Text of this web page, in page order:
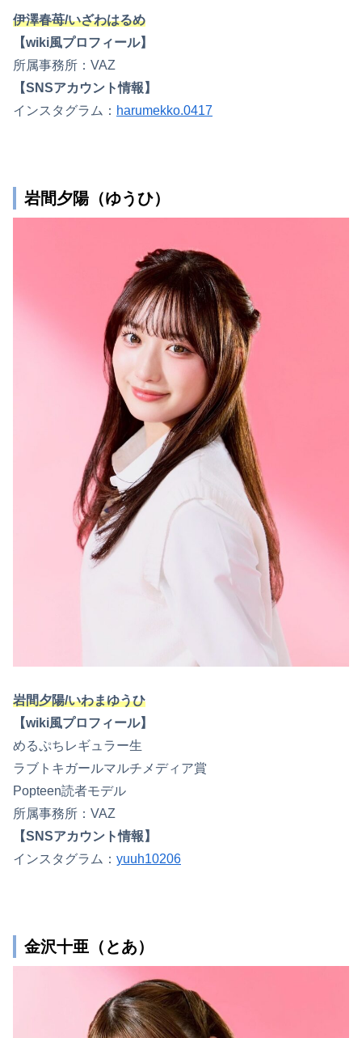
伊澤春苺/いざわはるめ
【wiki風プロフィール】
所属事務所：VAZ
【SNSアカウント情報】
インスタグラム： harumekko.0417
岩間夕陽（ゆうひ）
岩間夕陽/いわまゆうひ
【wiki風プロフィール】
めるぷちレギュラー生
ラブトキガールマルチメディア賞
Popteen読者モデル
所属事務所：VAZ
【SNSアカウント情報】
インスタグラム： yuuh10206
金沢十亜（とあ）